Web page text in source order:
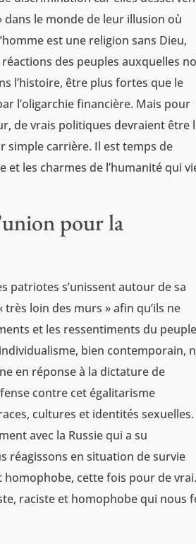
dans le monde de leur illusion où
est une religion sans Dieu,
des peuples auxquelles
l’histoire, être plus fortes que le
l’oligarchie financière. Mais pour
de vrais politiques devraient être
simple carrière. Il est temps de
et les charmes de l’humanité qui
pour la
patriotes s’unissent autour de sa
loin des murs » afin qu’ils ne
et les ressentiments du peuple
bien contemporain,
en réponse à la dictature de
contre cet égalitarisme
cultures et identités sexuelles.
avec la Russie qui a su
réagissons en situation de survie
cette fois pour de
raciste et homophobe qui nous